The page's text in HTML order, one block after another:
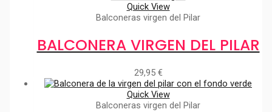
Quick View
Balconeras virgen del Pilar
BALCONERA VIRGEN DEL PILAR
29,95 €
Quick View
Balconeras virgen del Pilar